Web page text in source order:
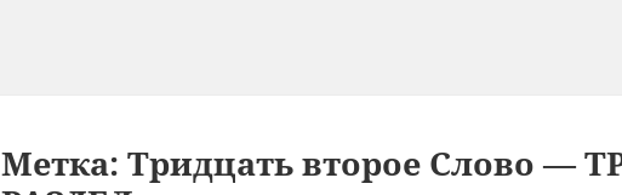
Метка:Тридцать второе Слово —